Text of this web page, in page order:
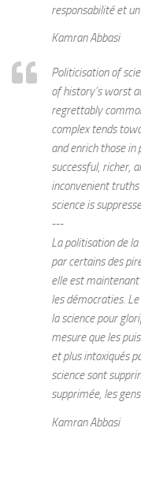
responsabilité et
Kamran Abbasi
Politicisation of
of history’s worst
regrettably
complex tends
and enrich those
successful, richer,
inconvenient truths
science is
---
La politisation de
par certains des
elle est
les démocraties.
la science pour
mesure que les
et plus intoxiqués
science sont
supprimée, les
Kamran Abbasi